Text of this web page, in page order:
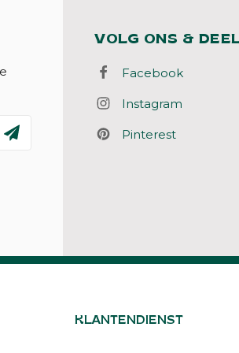
VOLG ONS &
Facebook
Instagram
Pinterest
KLANTENDIENST